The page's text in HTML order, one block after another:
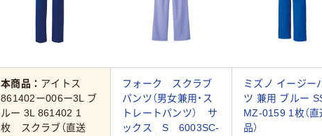
本商品： アイトス
861402ー006ー3L ブ
ルー 3L 861402 1
枚 スクラブ（直送
フォーク スクラブ
パンツ（男女兼用・ス
トレートパンツ） サ
ックス S 6003SC-
ミズノ イージー
ツ 兼用 ブルー
MZ-0159 1枚（直
品）